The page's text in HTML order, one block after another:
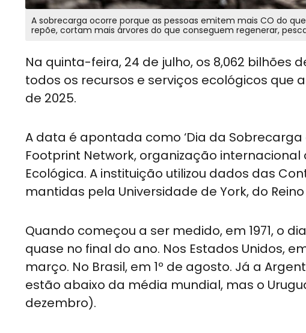
A sobrecarga ocorre porque as pessoas emitem mais CO do
repõe, cortam mais árvores do que conseguem regenerar,
Na quinta-feira, 24 de julho, os 8,062
todos os recursos e serviços ecológicos que
de 2025.
A data é apontada como ‘Dia da
Footprint Network, organização
Ecológica. A instituição utilizou dados das
mantidas pela Universidade de York, do Reino
Quando começou a ser medido, em 1971, o
quase no final do ano. Nos Estados Unidos,
março. No Brasil, em 1º de agosto. Já a
estão abaixo da média mundial, mas o
dezembro).